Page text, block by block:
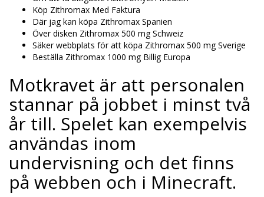
Köp Zithromax Med Faktura
Där jag kan köpa Zithromax Spanien
Över disken Zithromax 500 mg Schweiz
Säker webbplats för att köpa Zithromax 500 mg Sverige
Beställa Zithromax 1000 mg Billig Europa
Motkravet är att personalen
stannar på jobbet i minst två
år till. Spelet kan exempelvis
användas inom
undervisning och det finns
på webben och i Minecraft.